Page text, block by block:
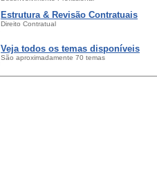
Estrutura & Revisão Contratuais
Direito Contratual
Veja todos os temas disponíveis
São aproximadamente 70 temas